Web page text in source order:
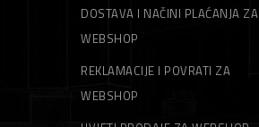
DOSTAVA I NAČINI PLAĆANJA ZA
WEBSHOP
REKLAMACIJE I POVRATI ZA
WEBSHOP